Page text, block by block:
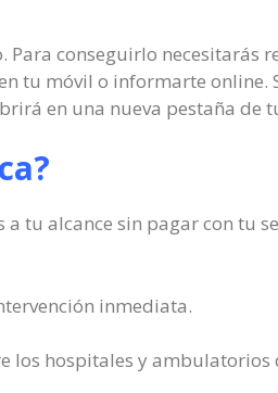
conseguirlo necesitarás
tu móvil o informarte online.
en una nueva pestaña de
tu alcance sin pagar con tu
inmediata.
los hospitales y